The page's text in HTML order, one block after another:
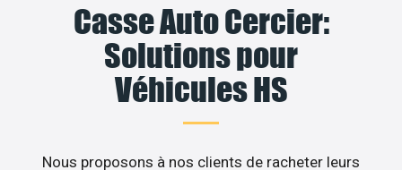
Casse Auto Cercier:
Solutions pour
Véhicules HS
Nous proposons à nos clients de racheter leurs